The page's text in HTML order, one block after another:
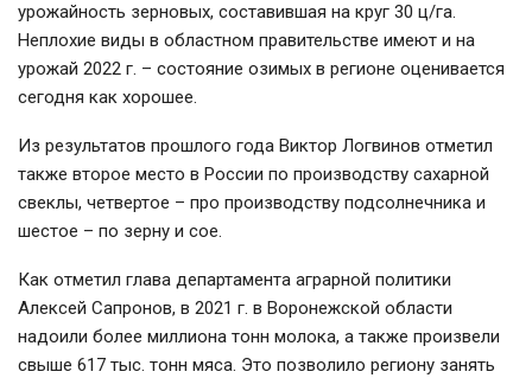
урожайность зерновых, составившая на круг 30 ц/га.
Неплохие виды в областном правительстве имеют и на
урожай 2022 г. – состояние озимых в регионе оценивается
сегодня как хорошее.
Из результатов прошлого года Виктор Логвинов отметил
также второе место в России по производству сахарной
свеклы, четвертое – про производству подсолнечника и
шестое – по зерну и сое.
Как отметил глава департамента аграрной политики
Алексей Сапронов, в 2021 г. в Воронежской области
надоили более миллиона тонн молока, а также произвели
свыше 617 тыс. тонн мяса. Это позволило региону занять